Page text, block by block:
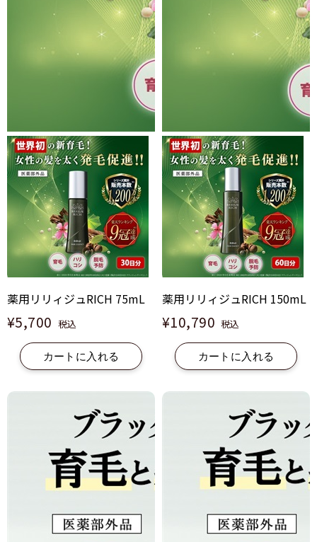
薬用リリィジュRICH 75mL
¥5,700 税込
カートに入れる
薬用リリィジュRICH 150mL
¥10,790 税込
カートに入れる